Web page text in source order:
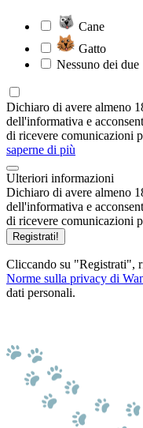
Cane
Gatto
Nessuno dei due
Dichiaro di avere almeno
dell'informativa e
di ricevere comunicazioni
saperne di più
Ulteriori informazioni
Dichiaro di avere almeno
dell'informativa e
di ricevere comunicazioni
Registrati!
Cliccando su "Registrati",
Norme sulla privacy di
dati personali.